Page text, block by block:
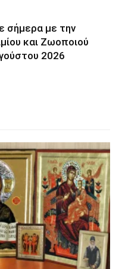
σήμερα με την
και Ζωοποιού
2026